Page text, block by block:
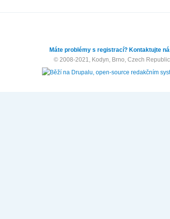
Máte problémy s registrací? Kontaktujte
© 2008-2021, Kodyn, Brno, Czech Republic